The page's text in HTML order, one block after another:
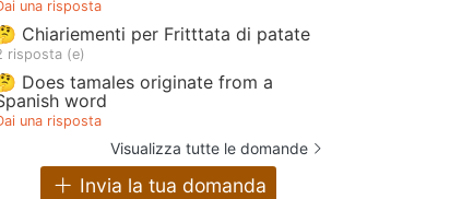
una risposta
Chiariementi per Fritttata di patate
risposta (e)
Does tamales originate from a
word
una risposta
Visualizza tutte le domande
Invia la tua domanda